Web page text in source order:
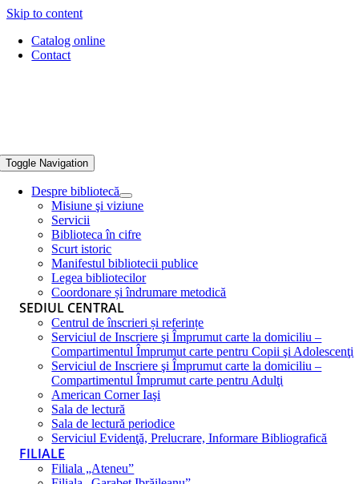
Skip to content
Catalog online
Contact
Toggle Navigation
Despre bibliotecă
Misiune şi viziune
Servicii
Biblioteca în cifre
Scurt istoric
Manifestul bibliotecii publice
Legea bibliotecilor
Coordonare și îndrumare metodică
SEDIUL CENTRAL
Centrul de înscrieri și referințe
Serviciul de Inscriere şi Împrumut carte la domiciliu –
Compartimentul Împrumut carte pentru Copii şi Adolescenţi
Serviciul de Inscriere şi Împrumut carte la domiciliu –
Compartimentul Împrumut carte pentru Adulţi
American Corner Iaşi
Sala de lectură
Sala de lectură periodice
Serviciul Evidenţă, Prelucrare, Informare Bibliografică
FILIALE
Filiala „Ateneu”